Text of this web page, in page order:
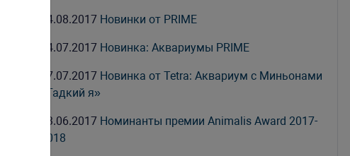
04.08.2017 Новинки от PRIME
24.07.2017 Новинка: Аквариумы PRIME
17.07.2017 Новинка от Tetra: Аквариум с Миньонами
«Гадкий я»
23.06.2017 Номинанты премии Animalis Award 2017-
2018